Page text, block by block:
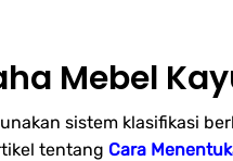
Mebel
sistem klasifikasi
tentang Cara